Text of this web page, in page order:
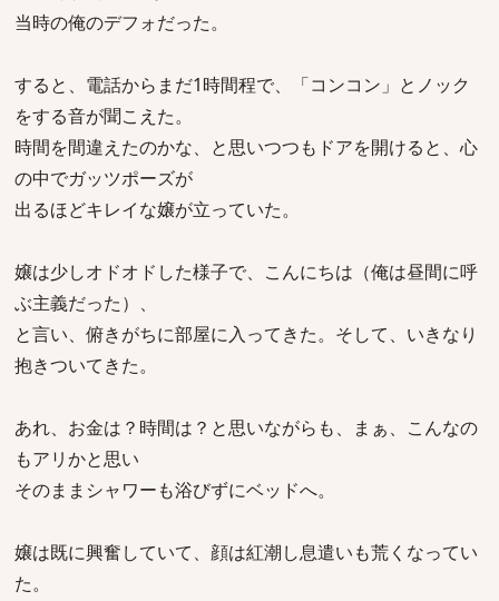
当時の俺のデフォだった。
すると、電話からまだ1時間程で、「コンコン」とノック
をする音が聞こえた。
時間を間違えたのかな、と思いつつもドアを開けると、心
の中でガッツポーズが
出るほどキレイな嬢が立っていた。
嬢は少しオドオドした様子で、こんにちは（俺は昼間に呼
ぶ主義だった）、
と言い、俯きがちに部屋に入ってきた。そして、いきなり
抱きついてきた。
あれ、お金は？時間は？と思いながらも、まぁ、こんなの
もアリかと思い
そのままシャワーも浴びずにベッドへ。
嬢は既に興奮していて、顔は紅潮し息遣いも荒くなってい
た。